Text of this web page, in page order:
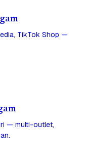
TikTok Shop —
— multi-outlet,